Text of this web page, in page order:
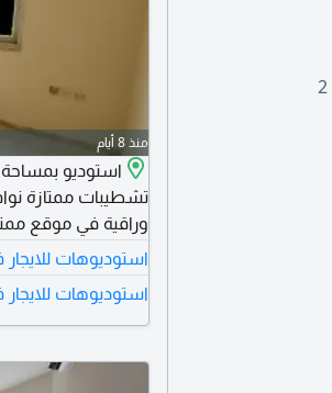
2
منذ 8 أيام
استوديو
تشطيبات ممتازة
وراقية في موقع
مع تسهيلات في السداد تصل الى 6
استوديوهات
استوديوهات